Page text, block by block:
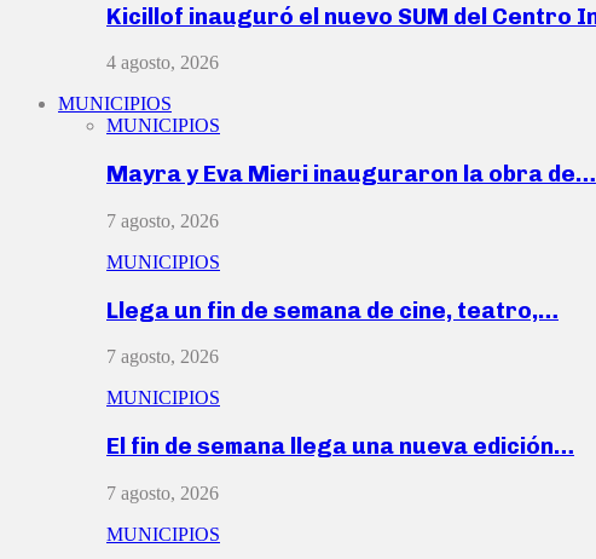
Kicillof inauguró el nuevo SUM del Centro
4 agosto, 2026
MUNICIPIOS
MUNICIPIOS
Mayra y Eva Mieri inauguraron la obra de…
7 agosto, 2026
MUNICIPIOS
Llega un fin de semana de cine, teatro,…
7 agosto, 2026
MUNICIPIOS
El fin de semana llega una nueva edición…
7 agosto, 2026
MUNICIPIOS